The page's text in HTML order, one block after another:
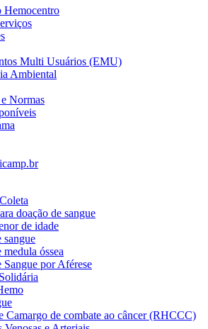
Hemocentro
Multi Usuários (EMU)
Ambiental
Normas
doação de sangue
de idade
sangue
óssea
Sangue por Aférese
Camargo de combate ao câncer (RHCCC)